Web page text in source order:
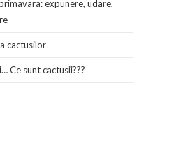
expunere, udare,
cactusilor
Ce sunt cactusii???